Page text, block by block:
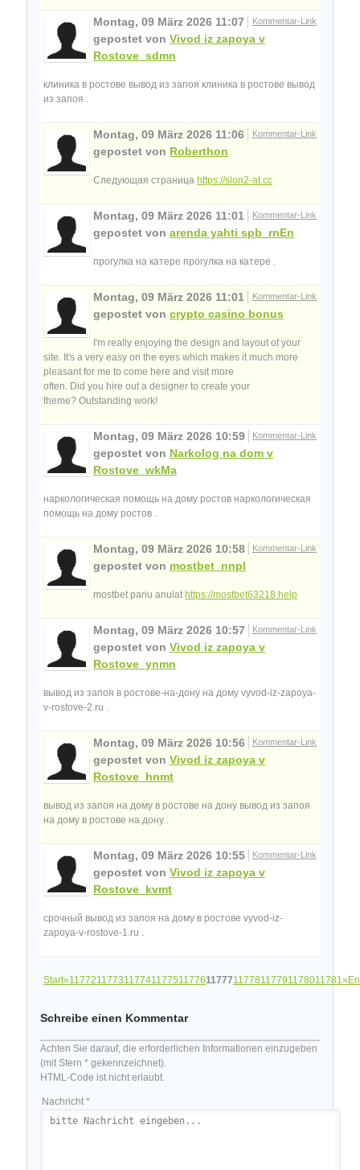
Kommentar-Link
Montag, 09 März 2026 11:07
gepostet von Vivod iz zapoya v
Rostove_sdmn
клиника в ростове вывод из запоя клиника в ростове вывод
из запоя .
Kommentar-Link
Montag, 09 März 2026 11:06
gepostet von Roberthon
Следующая страница https://slon2-at.cc
Kommentar-Link
Montag, 09 März 2026 11:01
gepostet von arenda yahti spb_rnEn
прогулка на катере прогулка на катере .
Kommentar-Link
Montag, 09 März 2026 11:01
gepostet von crypto casino bonus
I'm really enjoying the design and layout of your
site. It's a very easy on the eyes which makes it much more
pleasant for me to come here and visit more
often. Did you hire out a designer to create your
theme? Outstanding work!
Kommentar-Link
Montag, 09 März 2026 10:59
gepostet von Narkolog na dom v
Rostove_wkMa
наркологическая помощь на дому ростов наркологическая
помощь на дому ростов .
Kommentar-Link
Montag, 09 März 2026 10:58
gepostet von mostbet_nnpl
mostbet pariu anulat https://mostbet63218.help
Kommentar-Link
Montag, 09 März 2026 10:57
gepostet von Vivod iz zapoya v
Rostove_ynmn
вывод из запоя в ростове-на-дону на дому vyvod-iz-zapoya-
v-rostove-2.ru .
Kommentar-Link
Montag, 09 März 2026 10:56
gepostet von Vivod iz zapoya v
Rostove_hnmt
вывод из запоя на дому в ростове на дону вывод из запоя
на дому в ростове на дону .
Kommentar-Link
Montag, 09 März 2026 10:55
gepostet von Vivod iz zapoya v
Rostove_kvmt
срочный вывод из запоя на дому в ростове vyvod-iz-
zapoya-v-rostove-1.ru .
Start«11772117731177411775117761177711778117791178011781»
Schreibe einen Kommentar
Achten Sie darauf, die erforderlichen Informationen einzugeben
(mit Stern * gekennzeichnet).
HTML-Code ist nicht erlaubt.
Nachricht *